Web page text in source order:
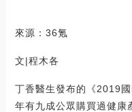
來源：36氪
文|程木各
丁香醫生發布的《2019
年有九成公眾購買過健康